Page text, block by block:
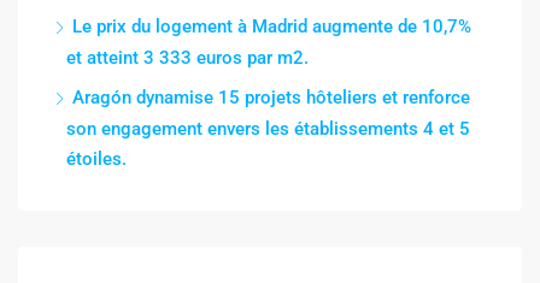
Le prix du logement à Madrid augmente de 10,7%
et atteint 3 333 euros par m2.
Aragón dynamise 15 projets hôteliers et renforce
son engagement envers les établissements 4 et 5
étoiles.